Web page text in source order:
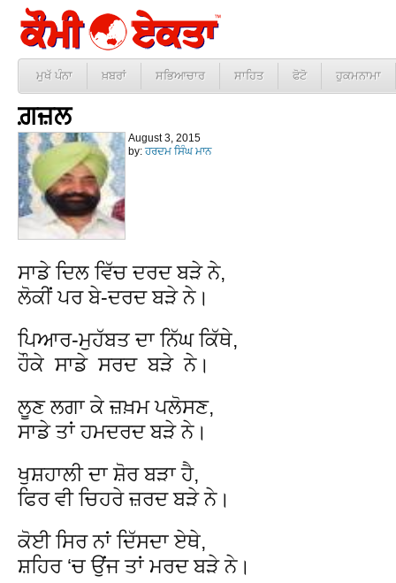
ਮੁਖੱ ਪੰਨਾ ਖ਼ਬਰਾਂ ਸਭਿਆਚਾਰ ਸਾਹਿਤ ਫੋਟੋ ਹੁਕਮਨਾਮਾ
ਗ਼ਜ਼ਲ
August 3, 2015
by: ਹਰਦਮ ਸਿੰਘ ਮਾਨ
ਸਾਡੇ ਦਿਲ ਵਿੱਚ ਦਰਦ ਬੜੇ ਨੇ,
ਲੋਕੀਂ ਪਰ ਬੇ-ਦਰਦ ਬੜੇ ਨੇ।
ਪਿਆਰ-ਮੁਹੱਬਤ ਦਾ ਨਿੱਘ ਕਿੱਥੇ,
ਹੌਕੇ ਸਾਡੇ ਸਰਦ ਬੜੇ ਨੇ।
ਲੂਣ ਲਗਾ ਕੇ ਜ਼ਖ਼ਮ ਪਲੋਸਣ,
ਸਾਡੇ ਤਾਂ ਹਮਦਰਦ ਬੜੇ ਨੇ।
ਖੁਸ਼ਹਾਲੀ ਦਾ ਸ਼ੋਰ ਬੜਾ ਹੈ,
ਫਿਰ ਵੀ ਚਿਹਰੇ ਜ਼ਰਦ ਬੜੇ ਨੇ।
ਕੋਈ ਸਿਰ ਨਾਂ ਦਿੱਸਦਾ ਏਥੇ,
ਸ਼ਹਿਰ ‘ਚ ਉਂਜ ਤਾਂ ਮਰਦ ਬੜੇ ਨੇ।